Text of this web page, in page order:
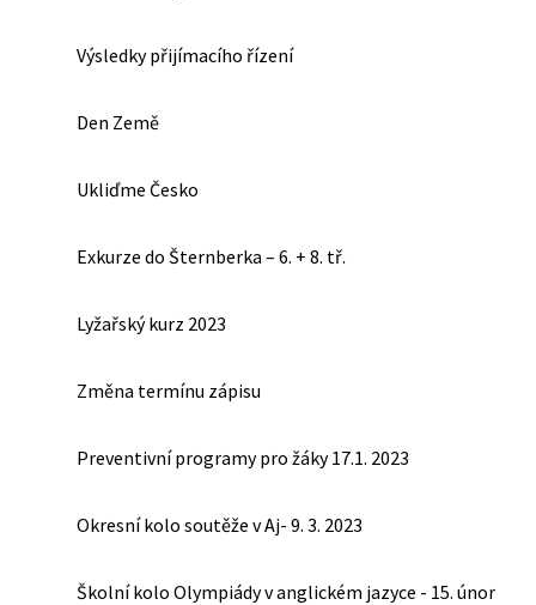
Výsledky přijímacího řízení
Den Země
Ukliďme Česko
Exkurze do Šternberka – 6. + 8. tř.
Lyžařský kurz 2023
Změna termínu zápisu
Preventivní programy pro žáky 17.1. 2023
Okresní kolo soutěže v Aj- 9. 3. 2023
Školní kolo Olympiády v anglickém jazyce - 15. únor